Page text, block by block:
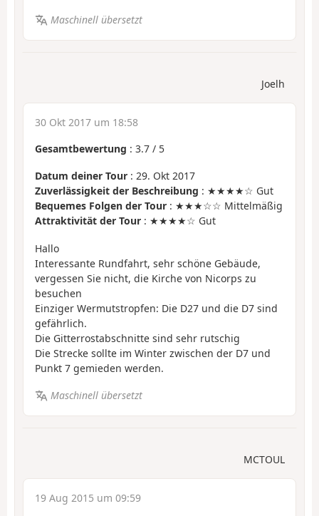
Maschinell übersetzt
Joelh
30 Okt 2017 um 18:58
Gesamtbewertung : 3.7 / 5
Datum deiner Tour : 29. Okt 2017
Zuverlässigkeit der Beschreibung : ★★★★☆ Gut
Bequemes Folgen der Tour : ★★★☆☆ Mittelmäßig
Attraktivität der Tour : ★★★★☆ Gut
Hallo
Interessante Rundfahrt, sehr schöne Gebäude,
vergessen Sie nicht, die Kirche von Nicorps zu
besuchen
Einziger Wermutstropfen: Die D27 und die D7 sind
gefährlich.
Die Gitterrostabschnitte sind sehr rutschig
Die Strecke sollte im Winter zwischen der D7 und
Punkt 7 gemieden werden.
Maschinell übersetzt
MCTOUL
19 Aug 2015 um 09:59